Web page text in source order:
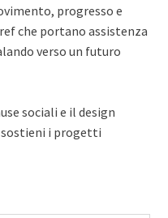
progresso e
che portano assistenza
verso un futuro
sociali e il design
sostieni i progetti